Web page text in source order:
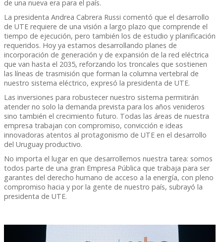
de una nueva era para el país.
La presidenta Andrea Cabrera Russi comentó que el desarrollo
de UTE requiere de una visión a largo plazo que comprende el
tiempo de ejecución, pero también los de estudio y planificación
requeridos. Hoy ya estamos desarrollando planes de
incorporación de generación y de expansión de la red eléctrica
que van hasta el 2035, reforzando los troncales que sostienen
las líneas de trasmisión que forman la columna vertebral de
nuestro sistema eléctrico, expresó la presidenta de UTE.
Las inversiones para robustecer nuestro sistema permitirán
atender no solo la demanda prevista para los años venideros
sino también el crecimiento futuro. Todas las áreas de nuestra
empresa trabajan con compromiso, convicción e ideas
innovadoras atentos al protagonismo de UTE en el desarrollo
del Uruguay productivo.
No importa el lugar en que desarrollemos nuestra tarea: somos
todos parte de una gran Empresa Pública que trabaja para ser
garantes del derecho humano de acceso a la energía, con pleno
compromiso hacia y por la gente de nuestro país, subrayó la
presidenta de UTE.